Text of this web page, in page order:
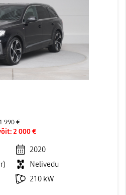
990 €
2 000 €
2020
Nelivedu
210 kW